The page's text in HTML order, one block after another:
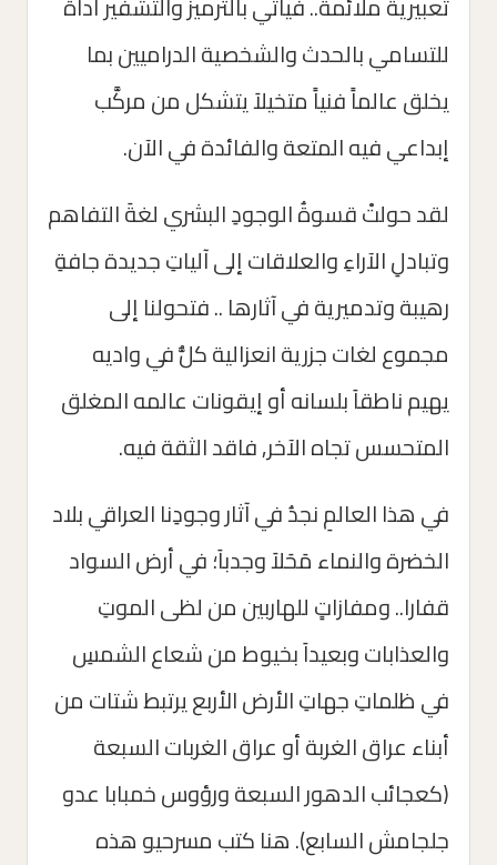
للتسامي بالحدث والشخصية الدراميين بما
يخلق عالماََ فنياََ متخيلاَ يتشكل من مركَّب
إبداعي فيه المتعة والفائدة في الآن.
لقد حولتْ قسوةُ الوجودِ البشري لغةَ التفاهم
وتبادلِ الآراءِ والعلاقات إلى آلياتِ جديدة جافةِ
رهيبة وتدميرية في آثارها .. فتحولنا إلى
مجموع لغات جزرية انعزالية كلُّ في واديه
يهيم ناطقاَ بلسانه أو إيقونات عالمه المغلق
المتحسس تجاه الآخر, فاقد الثقة فيه.
في هذا العالمِ نجدُ في آثار وجودِنا العراقي بلاد
الخضرة والنماء مَحَلاَ وجدباَ؛ في أرض السواد
قفارا.. ومفازاتِِ للهاربين من لظى الموتِ
والعذابات وبعيداَ بخيوط من شعاع الشمسِ
في ظلماتِ جهاتِ الأرض الأربع يرتبط شتات من
أبناء عراق الغربة أو عراق الغربات السبعة
(كعجائب الدهور السبعة ورؤوس خمبابا عدو
جلجامش السابع). هنا كتب مسرحيو هذه